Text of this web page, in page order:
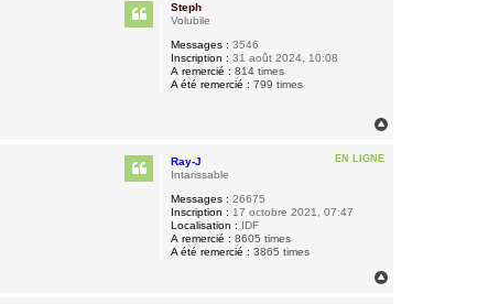
Steph
Volubile
Messages : 3546
Inscription : 31 août 2024, 10:08
A remercié : 814 times
A été remercié : 799 times
EN LIGNE
Ray-J
Intarissable
Messages : 26675
Inscription : 17 octobre 2021, 07:47
Localisation : IDF
A remercié : 8605 times
A été remercié : 3865 times